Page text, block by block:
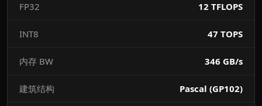
FP32 12 TFLOPS
INT8 47 TOPS
内存 BW 346 GB/s
建筑结构 Pascal (GP102)